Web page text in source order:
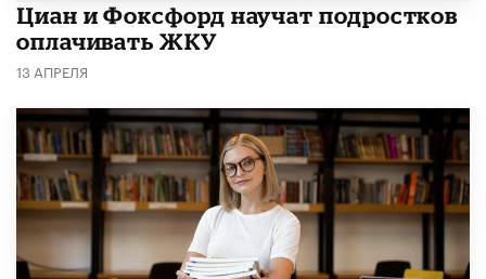
Циан и Фоксфорд научат подростков
оплачивать ЖКУ
13 АПРЕЛЯ